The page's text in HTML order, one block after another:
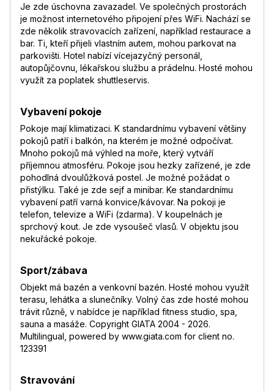
Je zde úschovna zavazadel. Ve společných prostorách
je možnost internetového připojení přes WiFi. Nachází se
zde několik stravovacích zařízení, například restaurace a
bar. Ti, kteří přijeli vlastním autem, mohou parkovat na
parkovišti. Hotel nabízí vícejazyčný personál,
autopůjčovnu, lékařskou službu a prádelnu. Hosté mohou
využít za poplatek shuttleservis.
Vybavení pokoje
Pokoje mají klimatizaci. K standardnímu vybavení většiny
pokojů patří i balkón, na kterém je možné odpočívat.
Mnoho pokojů má výhled na moře, který vytváří
příjemnou atmosféru. Pokoje jsou hezky zařízené, je zde
pohodlná dvoulůžková postel. Je možné požádat o
přistýlku. Také je zde sejf a minibar. Ke standardnímu
vybavení patří varná konvice/kávovar. Na pokoji je
telefon, televize a WiFi (zdarma). V koupelnách je
sprchový kout. Je zde vysoušeč vlasů. V objektu jsou
nekuřácké pokoje.
Sport/zábava
Objekt má bazén a venkovní bazén. Hosté mohou využít
terasu, lehátka a slunečníky. Volný čas zde hosté mohou
trávit různě, v nabídce je například fitness studio, spa,
sauna a masáže. Copyright GIATA 2004 - 2026.
Multilingual, powered by www.giata.com for client no.
123391
Stravování